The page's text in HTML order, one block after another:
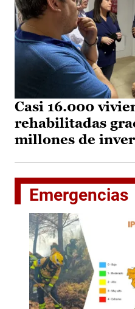
Casi 16.000
rehabilitadas
millones de
Emergencias